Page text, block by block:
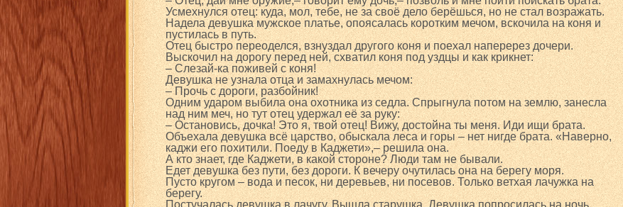
Усмехнулся отец: куда, мол, тебе, не за своё дело берёшься, но не стал возражать.
Надела девушка мужское платье, опоясалась коротким мечом, вскочила на коня и
пустилась в путь.
Отец быстро переоделся, взнуздал другого коня и поехал наперерез дочери.
Выскочил на дорогу перед ней, схватил коня под уздцы и как крикнет:
– Слезай-ка поживей с коня!
Девушка не узнала отца и замахнулась мечом:
– Прочь с дороги, разбойник!
Одним ударом выбила она охотника из седла. Спрыгнула потом на землю, занесла
над ним меч, но тут отец удержал её за руку:
– Остановись, дочка! Это я, твой отец! Вижу, достойна ты меня. Иди ищи брата.
Объехала девушка всё царство, обыскала леса и горы – нет нигде брата. «Наверно,
каджи его похитили. Поеду в Каджети»,– решила она.
А кто знает, где Каджети, в какой стороне? Люди там не бывали.
Едет девушка без пути, без дороги. К вечеру очутилась она на берегу моря.
Пусто кругом – вода и песок, ни деревьев, ни посевов. Только ветхая лачужка на
берегу.
Постучалась девушка в лачугу. Вышла старушка. Девушка попросилась на ночь.